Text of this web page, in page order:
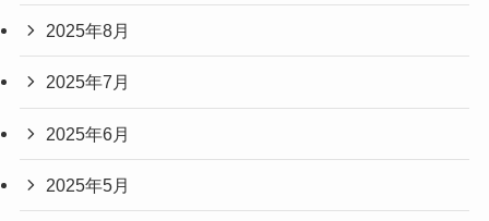
2025年8月
2025年7月
2025年6月
2025年5月